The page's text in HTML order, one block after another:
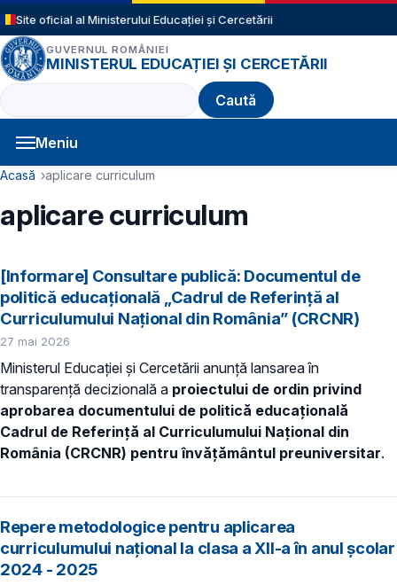
Sari la conținutul principal
Site oficial al Ministerului Educației și Cercetării
GUVERNUL ROMÂNIEI
MINISTERUL EDUCAȚIEI ȘI CERCETĂRII
Caută
Meniu
Navigație principală
Cale de navigare
Acasă aplicare curriculum
aplicare curriculum
[Informare] Consultare publică: Documentul de
politică educațională „Cadrul de Referință al
Curriculumului Național din România” (CRCNR)
27 mai 2026
Ministerul Educației și Cercetării anunță lansarea în
transparență decizională a proiectului de ordin privind
aprobarea documentului de politică educațională
Cadrul de Referință al Curriculumului Național din
România (CRCNR) pentru învățământul preuniversitar.
Repere metodologice pentru aplicarea
curriculumului național la clasa a XII-a în anul școlar
2024 - 2025